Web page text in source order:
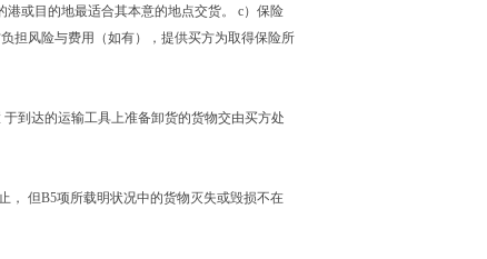
或目的地最适合其本意的地点交货。 c）保险
担风险与费用（如有），提供买方为取得保险所
到达的运输工具上准备卸货的货物交由买方处
， 但B5项所载明状况中的货物灭失或毁损不在